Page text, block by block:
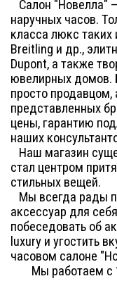
Салон "Новелла"
наручных часов.
класса люкс таких
Breitling и др.,
Dupont, а также
ювелирных домов.
просто
представленных
цены, гарантию
наших
Наш магазин
стал центром
стильных вещей.
Мы всегда рады
аксессуар для
побеседовать об
luxury и угостить
часовом салоне
Мы работаем с